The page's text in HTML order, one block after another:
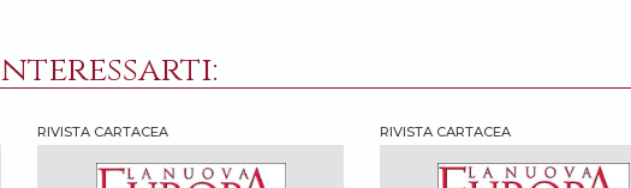
RIVISTA CARTACEA RIVISTA CARTACEA